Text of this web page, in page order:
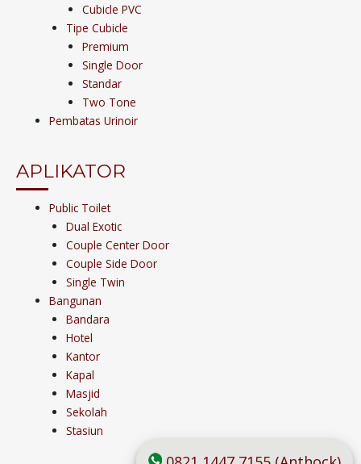
Cubicle PVC
Tipe Cubicle
Premium
Single Door
Standar
Two Tone
Pembatas Urinoir
APLIKATOR
Public Toilet
Dual Exotic
Couple Center Door
Couple Side Door
Single Twin
Bangunan
Bandara
Hotel
Kantor
Kapal
Masjid
Sekolah
Stasiun